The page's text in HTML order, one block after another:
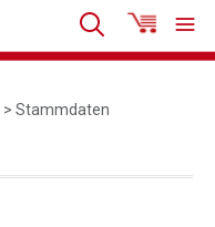
> Stammdaten